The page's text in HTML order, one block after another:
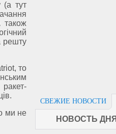
СВЕЖИЕ НОВОСТИ
НОВОСТЬ ДНЯ
(а тут
також
решту
то
ми не